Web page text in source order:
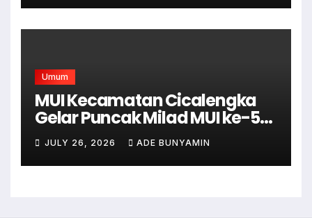
Umum
MUI Kecamatan Cicalengka
Gelar Puncak Milad MUI ke-51
dengan Tabligh Akbar
JULY 26, 2026 ADE BUNYAMIN